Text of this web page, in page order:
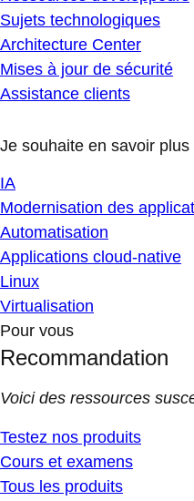
Sujets technologiques
Architecture Center
Mises à jour de sécurité
Assistance clients
Je souhaite en savoir plus
IA
Modernisation des
Automatisation
Applications cloud-native
Linux
Virtualisation
Pour vous
Recommandation
Voici des ressources
Testez nos produits
Cours et examens
Tous les produits